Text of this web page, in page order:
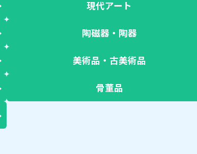
現代アート
陶磁器・陶器
美術品・古美術品
骨董品